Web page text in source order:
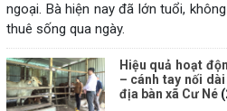
ngoại. Bà hiện nay đã lớn tuổi,
thuê sống qua ngày.
Hiệu quả hoạt
– cánh tay nối
địa bàn xã Cư Né